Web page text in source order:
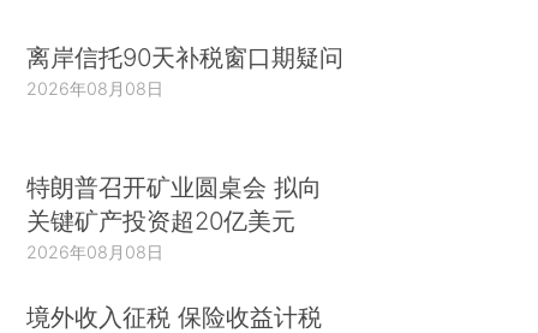
离岸信托90天补税窗口期疑问
2026年08月08日
特朗普召开矿业圆桌会 拟向
关键矿产投资超20亿美元
2026年08月08日
境外收入征税 保险收益计税